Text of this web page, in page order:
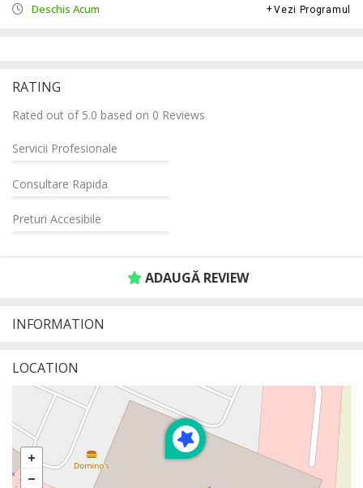
Deschis Acum Vezi Programul
RATING
Rated out of 5.0 based on 0 Reviews
Servicii Profesionale
Consultare Rapida
Preturi Accesibile
ADAUGĂ REVIEW
INFORMATION
LOCATION